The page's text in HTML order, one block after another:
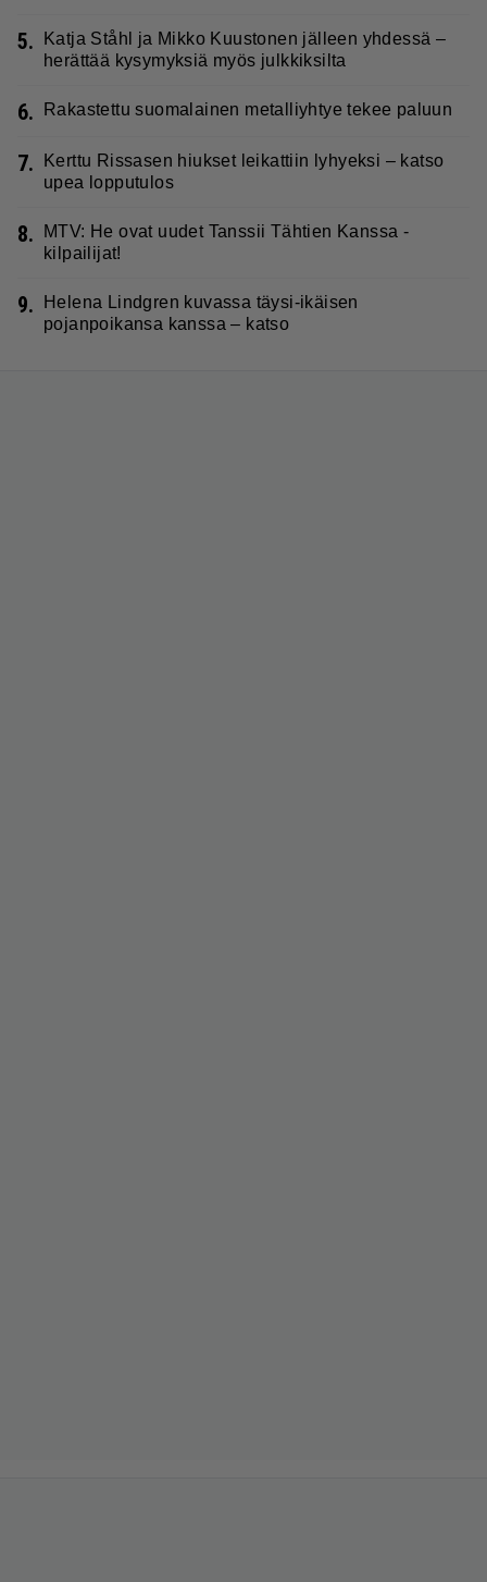
5.
Katja Ståhl ja Mikko Kuustonen jälleen yhdessä –
herättää kysymyksiä myös julkkiksilta
6. Rakastettu suomalainen metalliyhtye tekee paluun
7.
Kerttu Rissasen hiukset leikattiin lyhyeksi – katso
upea lopputulos
8.
MTV: He ovat uudet Tanssii Tähtien Kanssa -
kilpailijat!
9.
Helena Lindgren kuvassa täysi-ikäisen
pojanpoikansa kanssa – katso